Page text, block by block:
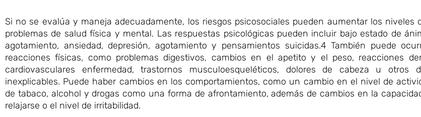
Si no se evalúa y maneja adecuadamente, los riesgos psicosociales pueden aumentar los niveles
problemas de salud física y mental. Las respuestas psicológicas pueden incluir bajo estado de
agotamiento, ansiedad, depresión, agotamiento y pensamientos suicidas.4 También puede
reacciones físicas, como problemas digestivos, cambios en el apetito y el peso, reacciones
cardiovasculares enfermedad, trastornos musculoesqueléticos, dolores de cabeza u otros
inexplicables. Puede haber cambios en los comportamientos, como un cambio en el nivel de
de tabaco, alcohol y drogas como una forma de afrontamiento, además de cambios en la
relajarse o el nivel de irritabilidad.